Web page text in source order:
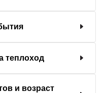
теплоход
и возраст